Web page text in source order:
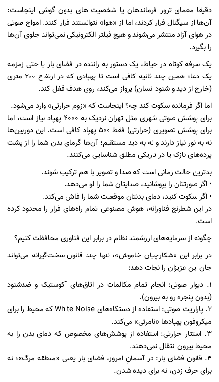
دقیقا معمای ترور فرماندهان یا شخصیت های بدون گوشی اینجاست:
آن‌ها از سیگنال فرار کردند، اما از «هوا» نتوانستند فرار کنند. امواج صوتی
در هوای آزاد منتشر می‌شوند و هیچ فیلتر الکترونیکی نمی‌تواند جلوی آن‌ها
را بگیرد.
یک سرفه کوتاه در حیاط، یک دستور به راننده در فضای باز یا حتی زمزمه
یک دعا؛ همین چند ثانیه کافی است تا پهپادی که در ارتفاع ۲۰۰ متری
(خارج از دید و شنود انسان) پرواز می‌کند، روی هدف قفل کند.
اما اگر فرمانده سکوت کند چه؟ اینجاست که «زوم حرارتی» وارد می‌شود.
برای پوشش صوتی شهری مثل تهران نزدیک به ۴۰۰۰ پهپاد نیاز است، اما
برای پوشش تصویری (حرارتی) فقط ۵۰۰ پهپاد کافی است. این دوربین‌ها
نه به نور نیاز دارند و نه به دید مستقیم؛ آن‌ها گرمای بدن شما را از پشت
پرده‌های نازک یا در تاریکی مطلق شناسایی می‌کنند.
بدترین حالت زمانی است که صدا و تصویر با هم ترکیب شوند.
• اگر صورتتان را بپوشانید، صدایتان شما را لو می‌دهد.
• اگر سکوت کنید، دمای بدنتان موقعیت شما را فاش می‌کند.
در این شطرنج فناورانه، هوش مصنوعی تمام راه‌های فرار را محدود کرده
است.
چگونه از سرمایه‌های ارزشمند نظام در برابر این فناوری محافظت کنیم؟
در برابر این «شکارچیان خاموش»، تنها چند قانون سخت‌گیرانه می‌تواند
جان این عزیزان را نجات دهد:
۱. دیوار صوتی: انجام تمام مکالمات در اتاق‌های آکوستیک و ضدشنود
(بدون پنجره رو به بیرون).
۲. پارازیت صوتی: استفاده از دستگاه‌های White Noise که محیط را برای
میکروفون پهپادها «نامرئی» می‌کند.
۳. استتار حرارتی: استفاده از پوشش‌های مخصوص که دمای بدن را به
محیط بیرون انتقال نمی‌دهند.
۴. قانون فضای باز: در آسمانِ امروز، فضای باز یعنی «منطقه مرگ»؛ نه
برای حرف زدن، نه برای دیده شدن.